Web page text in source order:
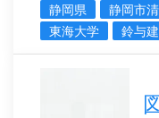
静岡県 静岡市
東海大学
鈴与